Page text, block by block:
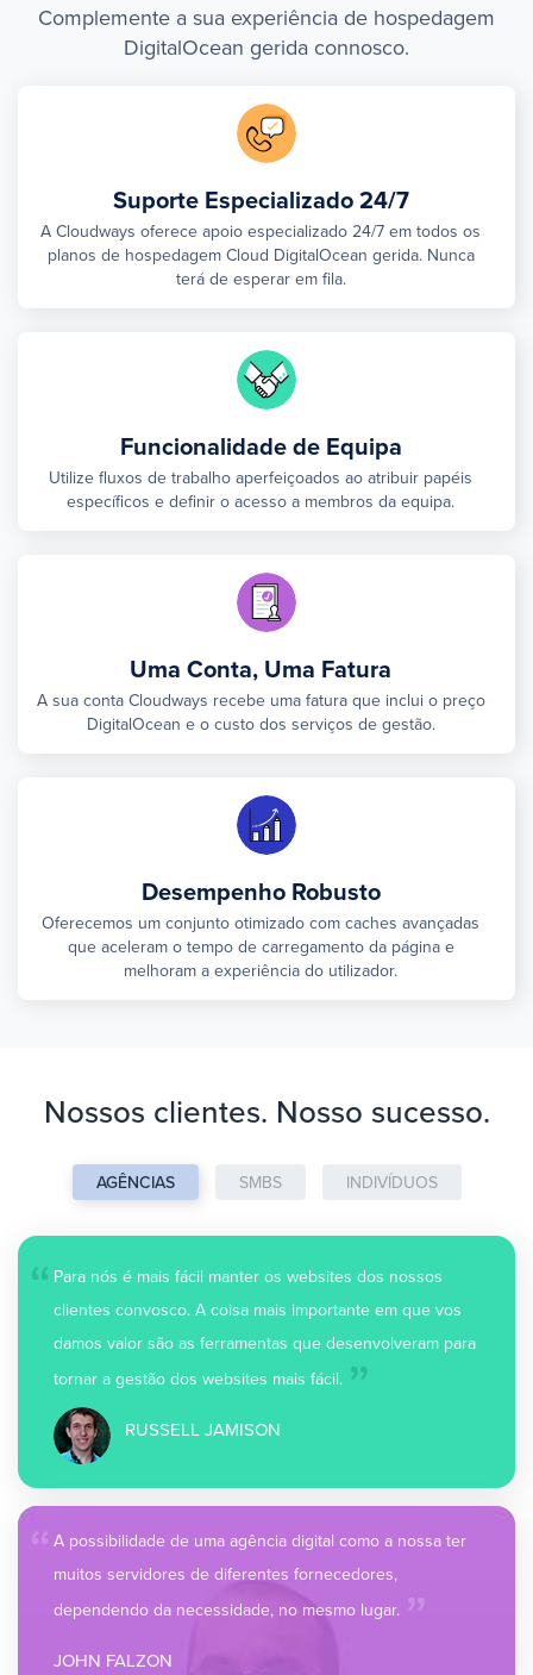
Complemente a sua experiência de hospedagem
DigitalOcean gerida connosco.
Suporte Especializado 24/7
A Cloudways oferece apoio especializado 24/7 em todos os
planos de hospedagem Cloud DigitalOcean gerida. Nunca
terá de esperar em fila.
Funcionalidade de Equipa
Utilize fluxos de trabalho aperfeiçoados ao atribuir papéis
específicos e definir o acesso a membros da equipa.
Uma Conta, Uma Fatura
A sua conta Cloudways recebe uma fatura que inclui o preço
DigitalOcean e o custo dos serviços de gestão.
Desempenho Robusto
Oferecemos um conjunto otimizado com caches avançadas
que aceleram o tempo de carregamento da página e
melhoram a experiência do utilizador.
Nossos clientes. Nosso sucesso.
AGÊNCIAS SMBS INDIVÍDUOS
“ Para nós é mais fácil manter os websites dos nossos
clientes convosco. A coisa mais importante em que vos
damos valor são as ferramentas que desenvolveram para
tornar a gestão dos websites mais fácil. „
RUSSELL JAMISON
“ A possibilidade de uma agência digital como a nossa ter
muitos servidores de diferentes fornecedores,
dependendo da necessidade, no mesmo lugar. „
JOHN FALZON